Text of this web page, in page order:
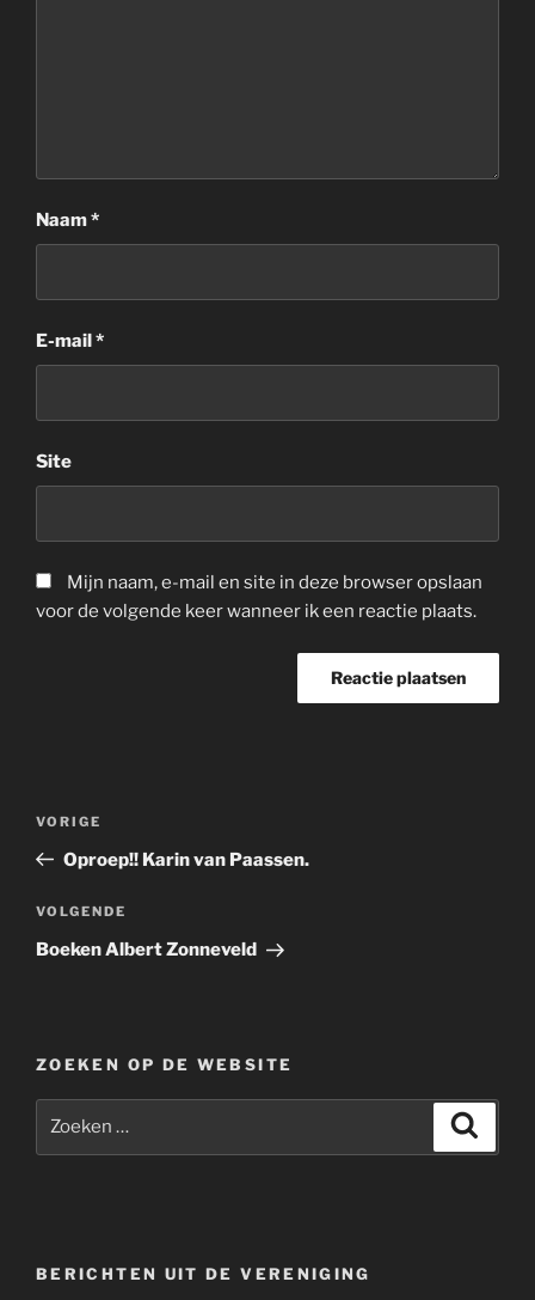
Naam*
E-mail*
Site
Mijn naam, e-mail en site in deze browser opslaan
voor de volgende keer wanneer ik een reactie plaats.
Vorig
bericht
VORIGE
Oproep!! Karin van Paassen.
Volgend
bericht
VOLGENDE
Boeken Albert Zonneveld
ZOEKEN OP DE WEBSITE
BERICHTEN UIT DE VERENIGING